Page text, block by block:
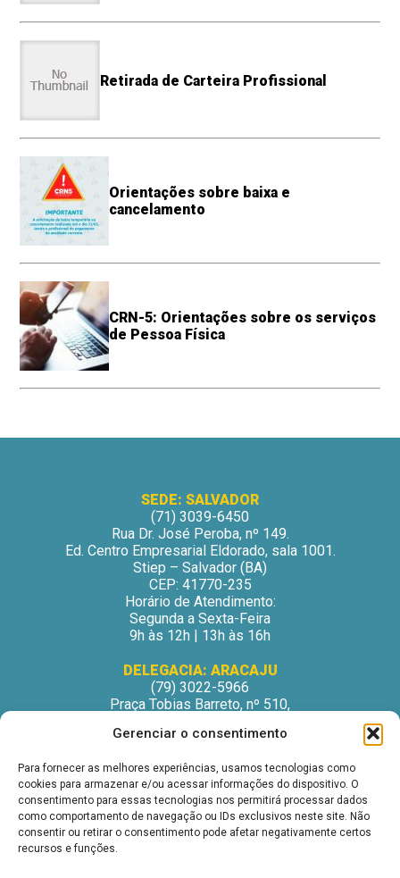
Gerenciar o consentimento
Para fornecer as melhores experiências, usamos tecnologias como
cookies para armazenar e/ou acessar informações do dispositivo. O
consentimento para essas tecnologias nos permitirá processar dados
como comportamento de navegação ou IDs exclusivos neste site. Não
consentir ou retirar o consentimento pode afetar negativamente certos
recursos e funções.
Retirada de Carteira Profissional
Orientações sobre baixa e
cancelamento
CRN-5: Orientações sobre os serviços
de Pessoa Física
SEDE: SALVADOR
(71) 3039-6450
Rua Dr. José Peroba, nº 149.
Ed. Centro Empresarial Eldorado, sala 1001.
Stiep – Salvador (BA)
CEP: 41770-235
Horário de Atendimento:
Segunda a Sexta-Feira
9h às 12h | 13h às 16h
DELEGACIA: ARACAJU
(79) 3022-5966
Praça Tobias Barreto, nº 510,
São José – Aracaju/SE
Horário de Atendimento:
Segunda a Sexta-Feira
9h às 12h | 13h às 16h
DELEGACIA: ITABUNA